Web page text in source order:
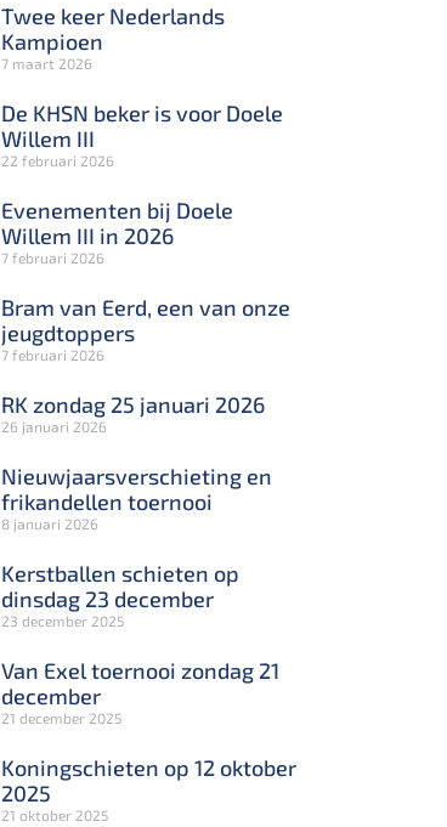
Twee keer Nederlands
Kampioen
7 maart 2026
De KHSN beker is voor Doele
Willem III
22 februari 2026
Evenementen bij Doele
Willem III in 2026
7 februari 2026
Bram van Eerd, een van onze
jeugdtoppers
7 februari 2026
RK zondag 25 januari 2026
26 januari 2026
Nieuwjaarsverschieting en
frikandellen toernooi
8 januari 2026
Kerstballen schieten op
dinsdag 23 december
23 december 2025
Van Exel toernooi zondag 21
december
21 december 2025
Koningschieten op 12 oktober
2025
21 oktober 2025